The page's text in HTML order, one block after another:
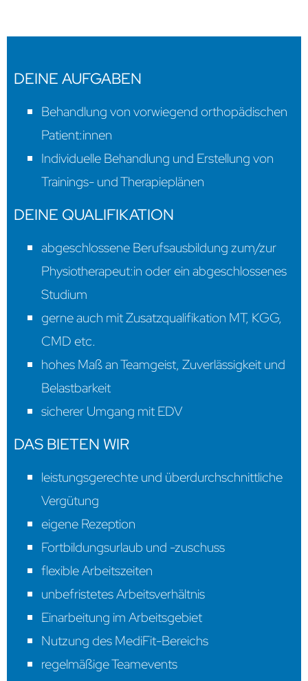
07:00 – 18:00 Uhr
Fr.
07:00 – 13:00 Uhr
Und Termine nach Vereinbarung.
Impressum
DEINE AUFGABEN
Behandlung von vorwiegend orthopädischen
Patient:innen
Individuelle Behandlung und Erstellung von
Trainings- und Therapieplänen
DEINE QUALIFIKATION
abgeschlossene Berufsausbildung zum/zur
Physiotherapeut:in oder ein abgeschlossenes
Studium
gerne auch mit Zusatzqualifikation MT, KGG,
CMD etc.
hohes Maß an Teamgeist, Zuverlässigkeit und
Belastbarkeit
sicherer Umgang mit EDV
DAS BIETEN WIR
leistungsgerechte und überdurchschnittliche
Vergütung
eigene Rezeption
Fortbildungsurlaub und -zuschuss
flexible Arbeitszeiten
unbefristetes Arbeitsverhältnis
Einarbeitung im Arbeitsgebiet
Nutzung des MediFit-Bereichs
regelmäßige Teamevents